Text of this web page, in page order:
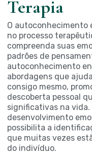
Terapia
O autoconhecimento
no processo
compreenda suas
padrões de
autoconhecimento
abordagens que
consigo mesmo,
descoberta pessoal
significativas na vida.
desenvolvimento
possibilita a
que muitas vezes
do indivíduo.